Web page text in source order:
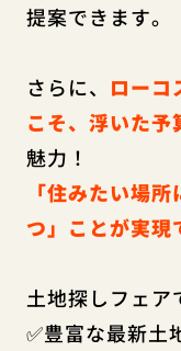
提案できます。
さらに、 ローコ
こそ、浮いた予
魅力！
「住みたい場
つ」ことが実現
土地探しフェア
✅豊富な最新土